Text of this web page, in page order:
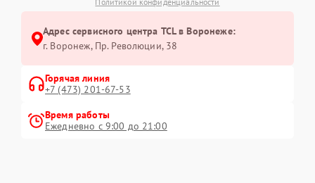
Адрес сервисного центра TCL в Воронеже:
г. Воронеж, Пр. Революции, 38
Горячая линия
+7 (473) 201-67-53
Время работы
Ежедневно с 9:00 до 21:00